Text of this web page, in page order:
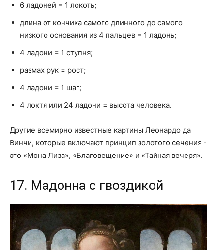
6 ладоней = 1 локоть;
длина от кончика самого длинного до самого
низкого основания из 4 пальцев = 1 ладонь;
4 ладони = 1 ступня;
размах рук = рост;
4 ладони = 1 шаг;
4 локтя или 24 ладони = высота человека.
Другие всемирно известные картины Леонардо да
Винчи, которые включают принцип золотого сечения -
это «Мона Лиза», «Благовещение» и «Тайная вечеря».
17. Мадонна с гвоздикой